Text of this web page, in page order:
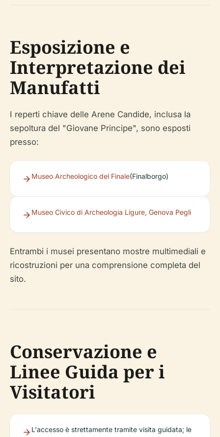
Esposizione e
Interpretazione dei
Manufatti
I reperti chiave delle Arene Candide, inclusa la
sepoltura del "Giovane Principe", sono esposti
presso:
Museo Archeologico del Finale(Finalborgo)
Museo Civico di Archeologia Ligure, Genova Pegli
Entrambi i musei presentano mostre multimediali e
ricostruzioni per una comprensione completa del
sito.
Conservazione e
Linee Guida per i
Visitatori
L'accesso è strettamente tramite visita guidata; le